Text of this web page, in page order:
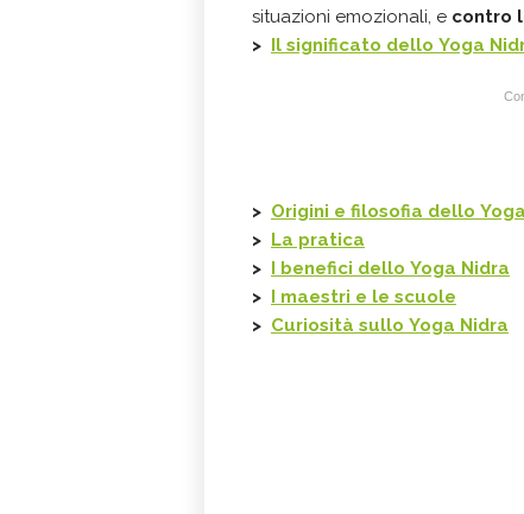
situazioni emozionali, e contro
> Il significato dello Yoga
> Origini e filosofia dello
> La pratica
> I benefici dello Yoga Nidra
> I maestri e le scuole
> Curiosità sullo Yoga Nidra